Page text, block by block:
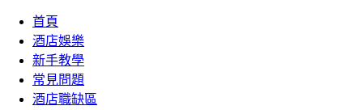
首頁
酒店娛樂
新手教學
常見問題
酒店職缺區